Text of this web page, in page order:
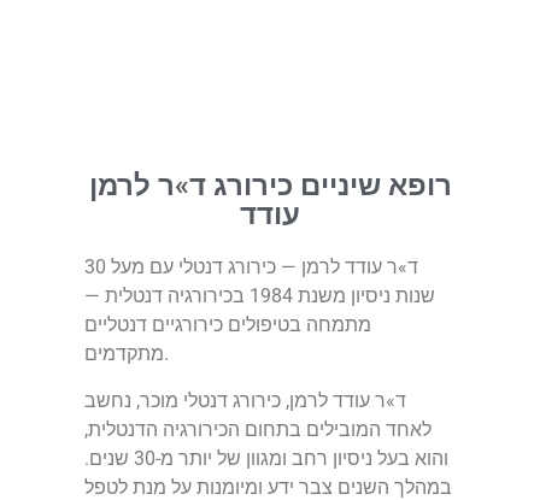
רופא שיניים כירורג ד»ר לרמן
עודד
ד»ר עודד לרמן — כירורג דנטלי עם מעל 30
שנות ניסיון משנת 1984 בכירורגיה דנטלית —
מתמחה בטיפולים כירורגיים דנטליים
מתקדמים.
ד»ר עודד לרמן, כירורג דנטלי מוכר, נחשב
לאחד המובילים בתחום הכירורגיה הדנטלית,
והוא בעל ניסיון רחב ומגוון של יותר מ-30 שנים.
במהלך השנים צבר ידע ומיומנות על מנת לטפל